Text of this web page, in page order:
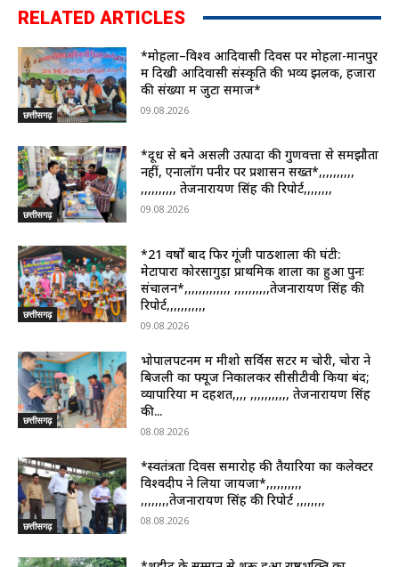
RELATED ARTICLES
छत्तीसगढ़
*मोहला–विश्व आदिवासी दिवस पर मोहला-मानपुर
में दिखी आदिवासी संस्कृति की भव्य झलक, हजारों
की संख्या में जुटा समाज*
09.08.2026
छत्तीसगढ़
*दूध से बने असली उत्पादों की गुणवत्ता से समझौता
नहीं, एनालॉग पनीर पर प्रशासन सख्त*,,,,,,,,,,
,,,,,,,,,, तेजनारायण सिंह की रिपोर्ट,,,,,,,,
09.08.2026
छत्तीसगढ़
*21 वर्षों बाद फिर गूंजी पाठशाला की घंटी:
मेटापारा कोरसागुड़ा प्राथमिक शाला का हुआ पुनः
संचालन*,,,,,,,,,,,,, ,,,,,,,,,,तेजनारायण सिंह की
रिपोर्ट,,,,,,,,,,,
09.08.2026
छत्तीसगढ़
भोपालपटनम में मीशो सर्विस सेंटर में चोरी, चोरों ने
बिजली का फ्यूज निकालकर सीसीटीवी किया बंद;
व्यापारियों में दहशत,,,, ,,,,,,,,,,, तेजनारायण सिंह
की...
08.08.2026
छत्तीसगढ़
*स्वतंत्रता दिवस समारोह की तैयारियों का कलेक्टर
विश्वदीप ने लिया जायजा*,,,,,,,,,,
,,,,,,,,तेजनारायण सिंह की रिपोर्ट ,,,,,,,,
08.08.2026